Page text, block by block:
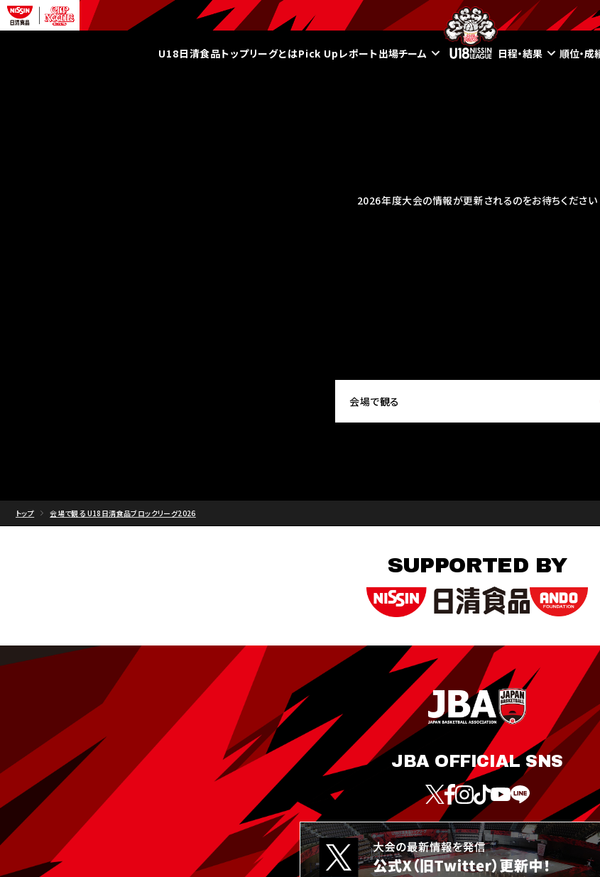
U18日清食品トップリーグとはPick Upレポート出場チーム 日程・結果 順位・成
2026年度大会の情報が更新されるのをお待ちください
会場で観る
トップ 会場で観る U18日清食品ブロックリーグ2026
SUPPORTED BY
JBA OFFICIAL SNS